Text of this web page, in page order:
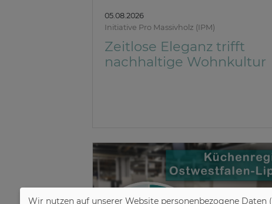
05.08.2026
Initiative Pro Massivholz (IPM)
Zeitlose Eleganz trifft
nachhaltige Wohnkultur
Wir nutzen auf unserer Website personenbezogene Daten (